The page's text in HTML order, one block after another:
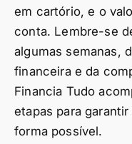
em cartório, e o
conta. Lembre-se
algumas semanas,
financeira e da
Financia Tudo
etapas para
forma possível.